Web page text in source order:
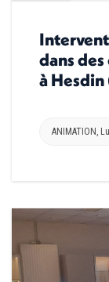
dans
à
ANIMATION ,